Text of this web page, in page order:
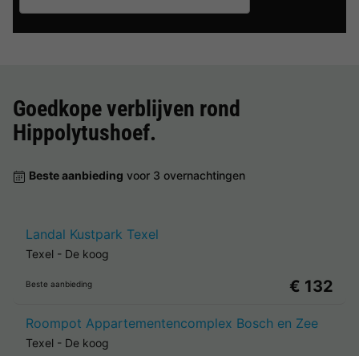
Goedkope verblijven rond
Hippolytushoef.
Beste aanbieding voor 3 overnachtingen
Landal Kustpark Texel
Texel - De koog
Beste aanbieding € 132
Roompot Appartementencomplex Bosch en Zee
Texel - De koog